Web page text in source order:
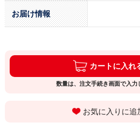
お届け情報
カートに入れ
数量は、注文手続き画面で入力
お気に入りに追